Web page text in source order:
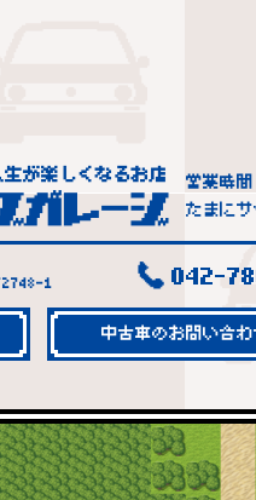
営業時間
たまに
1 042-
中古車のお問い合わ